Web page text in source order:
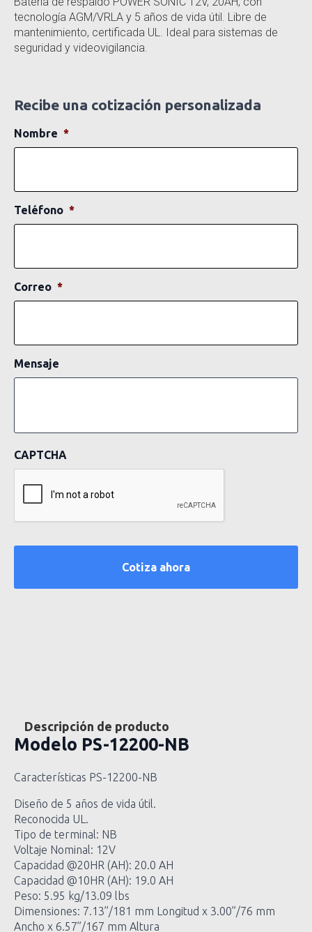
tecnología AGM/VRLA y 5 años de vida útil. Libre de
mantenimiento, certificada UL. Ideal para sistemas de
seguridad y videovigilancia.
Recibe una cotización personalizada
Nombre *
Teléfono *
Correo *
Mensaje
CAPTCHA
Descripción de producto
Modelo PS-12200-NB
Características PS-12200-NB
Diseño de 5 años de vida útil.
Reconocida UL.
Tipo de terminal: NB
Voltaje Nominal: 12V
Capacidad @20HR (AH): 20.0 AH
Capacidad @10HR (AH): 19.0 AH
Peso: 5.95 kg/13.09 lbs
Dimensiones: 7.13”/181 mm Longitud x 3.00”/76 mm
Ancho x 6.57”/167 mm Altura